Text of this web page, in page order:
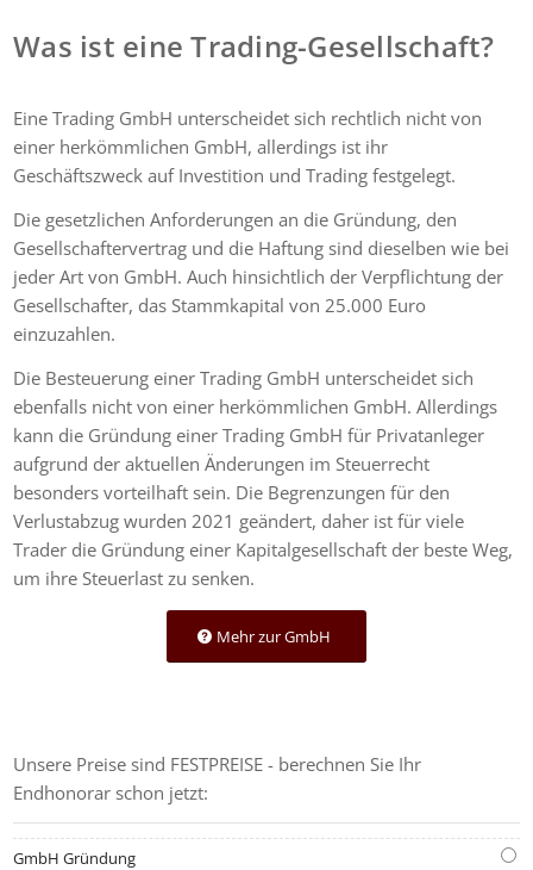
Was ist eine Trading-Gesellschaft?
Eine Trading GmbH unterscheidet sich rechtlich nicht von
einer herkömmlichen GmbH, allerdings ist ihr
Geschäftszweck auf Investition und Trading festgelegt.
Die gesetzlichen Anforderungen an die Gründung, den
Gesellschaftervertrag und die Haftung sind dieselben wie bei
jeder Art von GmbH. Auch hinsichtlich der Verpflichtung der
Gesellschafter, das Stammkapital von 25.000 Euro
einzuzahlen.
Die Besteuerung einer Trading GmbH unterscheidet sich
ebenfalls nicht von einer herkömmlichen GmbH. Allerdings
kann die Gründung einer Trading GmbH für Privatanleger
aufgrund der aktuellen Änderungen im Steuerrecht
besonders vorteilhaft sein. Die Begrenzungen für den
Verlustabzug wurden 2021 geändert, daher ist für viele
Trader die Gründung einer Kapitalgesellschaft der beste Weg,
um ihre Steuerlast zu senken.
Mehr zur GmbH
Unsere Preise sind FESTPREISE - berechnen Sie Ihr
Endhonorar schon jetzt:
GmbH Gründung